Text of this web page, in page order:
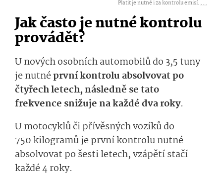
Platit je nutné i za kontrolu emisí. ,...
Jak často je nutné kontrolu
provádět?
U nových osobních automobilů do 3,5 tuny
je nutnéprvní kontrolu absolvovat po
čtyřech letech, následně se tato
frekvence snižuje na každé dva roky.
U motocyklů či přívěsných vozíků do
750 kilogramů je první kontrolu nutné
absolvovat po šesti letech, vzápětí stačí
každé 4 roky.